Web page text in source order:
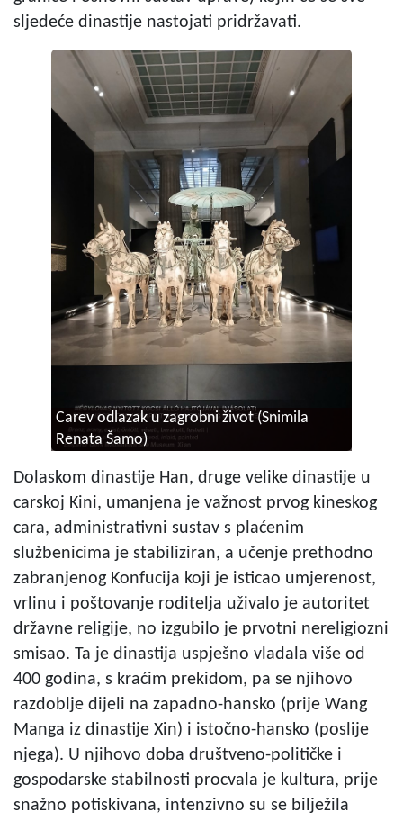
sljedeće dinastije nastojati pridržavati.
Carev odlazak u zagrobni život (Snimila
Renata Šamo)
Dolaskom dinastije Han, druge velike dinastije u
carskoj Kini, umanjena je važnost prvog kineskog
cara, administrativni sustav s plaćenim
službenicima je stabiliziran, a učenje prethodno
zabranjenog Konfucija koji je isticao umjerenost,
vrlinu i poštovanje roditelja uživalo je autoritet
državne religije, no izgubilo je prvotni nereligiozni
smisao. Ta je dinastija uspješno vladala više od
400 godina, s kraćim prekidom, pa se njihovo
razdoblje dijeli na zapadno-hansko (prije Wang
Manga iz dinastije Xin) i istočno-hansko (poslije
njega). U njihovo doba društveno-političke i
gospodarske stabilnosti procvala je kultura, prije
snažno potiskivana, intenzivno su se bilježila